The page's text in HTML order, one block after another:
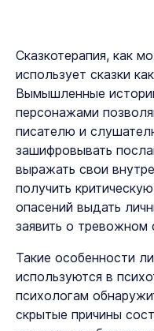
Сказкотерапия, как
использует сказки
Вымышленные
персонажами
писателю и
зашифровывать
выражать свои
получить
опасений выдать
заявить о тревожном
Такие особенности
используются в
психологам
скрытые причины